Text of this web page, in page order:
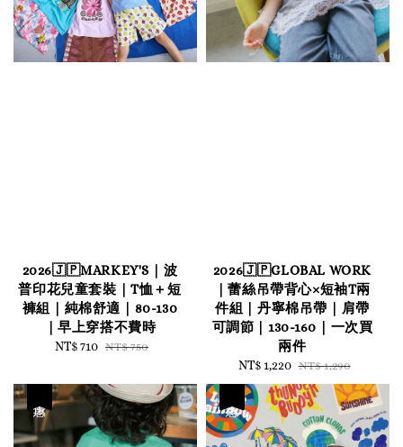
2026🇯🇵MARKEY'S｜波
普印花兒童套裝｜T恤＋短
褲組｜純棉舒適｜80-130
｜早上穿搭不費時
Sale
NT$ 710 Regular
NT$ 750
2026🇯🇵GLOBAL WORK
｜蕾絲吊帶背心×短袖T兩
件組｜丹寧棉吊帶｜肩帶
可調節｜130-160｜一次買
兩件
Sale
price
NT$ 1,220 Regular
price
NT$ 1,290